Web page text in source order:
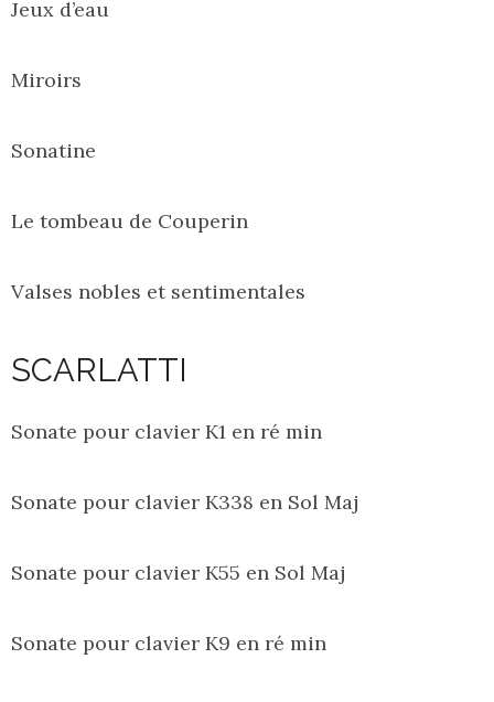
Jeux d’eau
Miroirs
Sonatine
Le tombeau de Couperin
Valses nobles et sentimentales
SCARLATTI
Sonate pour clavier K1 en ré min
Sonate pour clavier K338 en Sol Maj
Sonate pour clavier K55 en Sol Maj
Sonate pour clavier K9 en ré min